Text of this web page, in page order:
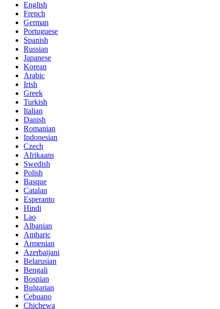
English
French
German
Portuguese
Spanish
Russian
Japanese
Korean
Arabic
Irish
Greek
Turkish
Italian
Danish
Romanian
Indonesian
Czech
Afrikaans
Swedish
Polish
Basque
Catalan
Esperanto
Hindi
Lao
Albanian
Amharic
Armenian
Azerbaijani
Belarusian
Bengali
Bosnian
Bulgarian
Cebuano
Chichewa